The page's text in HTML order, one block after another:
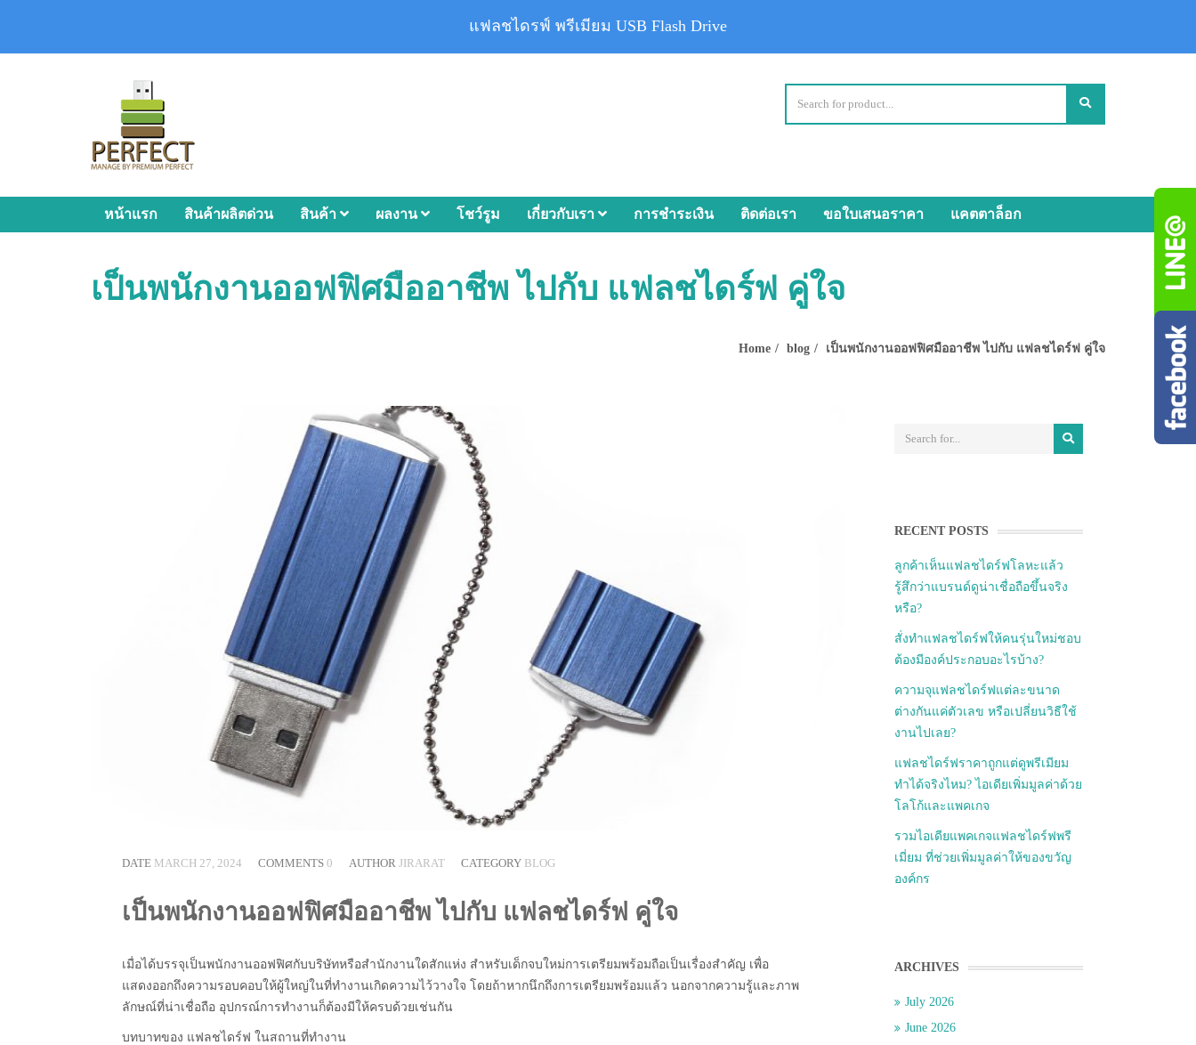
หน้าแรก สินค้าผลิตด่วน สินค้า ผลงาน โชว์รูม เกี่ยวกับเรา การชำระเงิน ติดต่อเรา ขอใบเสนอราคา แคตตาล็อก
เป็นพนักงานออฟฟิศมืออาชีพ ไปกับ แฟลชไดร์ฟ คู่ใจ
Home blog เป็นพนักงานออฟฟิศมืออาชีพ ไปกับ แฟลชไดร์ฟ คู่ใจ
DATE MARCH 27, 2024 COMMENTS 0 AUTHOR JIRARAT CATEGORY BLOG
เป็นพนักงานออฟฟิศมืออาชีพ ไปกับ แฟลชไดร์ฟ คู่ใจ
เมื่อได้บรรจุเป็นพนักงานออฟฟิศกับบริษัทหรือสำนักงานใดสักแห่ง สำหรับเด็กจบใหม่การเตรียมพร้อมถือเป็นเรื่องสำคัญ เพื่อ
แสดงออกถึงความรอบคอบให้ผู้ใหญ่ในที่ทำงานเกิดความไว้วางใจ โดยถ้าหากนึกถึงการเตรียมพร้อมแล้ว นอกจากความรู้และภาพ
ลักษณ์ที่น่าเชื่อถือ อุปกรณ์การทำงานก็ต้องมีให้ครบด้วยเช่นกัน
บทบาทของ แฟลชไดร์ฟ ในสถานที่ทำงาน
RECENT POSTS
ลูกค้าเห็นแฟลชไดร์ฟโลหะแล้ว
รู้สึกว่าแบรนด์ดูน่าเชื่อถือขึ้นจริง
หรือ?
สั่งทำแฟลชไดร์ฟให้คนรุ่นใหม่ชอบ
ต้องมีองค์ประกอบอะไรบ้าง?
ความจุแฟลชไดร์ฟแต่ละขนาด
ต่างกันแค่ตัวเลข หรือเปลี่ยนวิธีใช้
งานไปเลย?
แฟลชไดร์ฟราคาถูกแต่ดูพรีเมียม
ทำได้จริงไหม? ไอเดียเพิ่มมูลค่าด้วย
โลโก้และแพคเกจ
รวมไอเดียแพคเกจแฟลชไดร์ฟพรี
เมี่ยม ที่ช่วยเพิ่มมูลค่าให้ของขวัญ
องค์กร
ARCHIVES
July 2026
June 2026
แฟลชไดรฟ์ พรีเมียม USB Flash Drive